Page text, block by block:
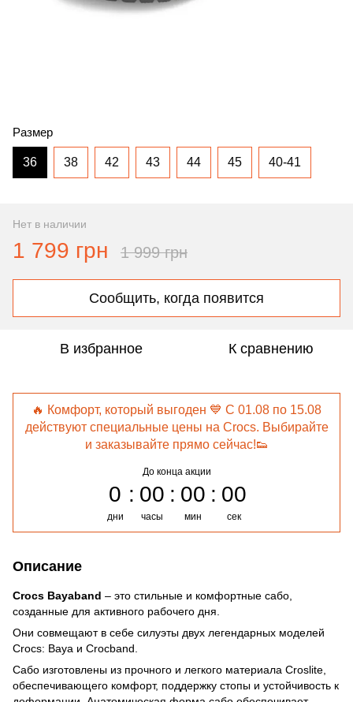
Размер
36 38 42 43 44 45 40-41
Нет в наличии
1 799 грн 1 999 грн
Сообщить, когда появится
В избранное К сравнению
🔥 Комфорт, который выгоден 💙 С 01.08 по 15.08
действуют специальные цены на Crocs. Выбирайте
и заказывайте прямо сейчас!👟
До конца акции
0
дни
00
часы
00
мин
00
сек
Описание
Crocs Bayaband – это стильные и комфортные сабо,
созданные для активного рабочего дня.
Они совмещают в себе силуэты двух легендарных моделей
Crocs: Baya и Crocband.
Сабо изготовлены из прочного и легкого материала Croslite,
обеспечивающего комфорт, поддержку стопы и устойчивость к